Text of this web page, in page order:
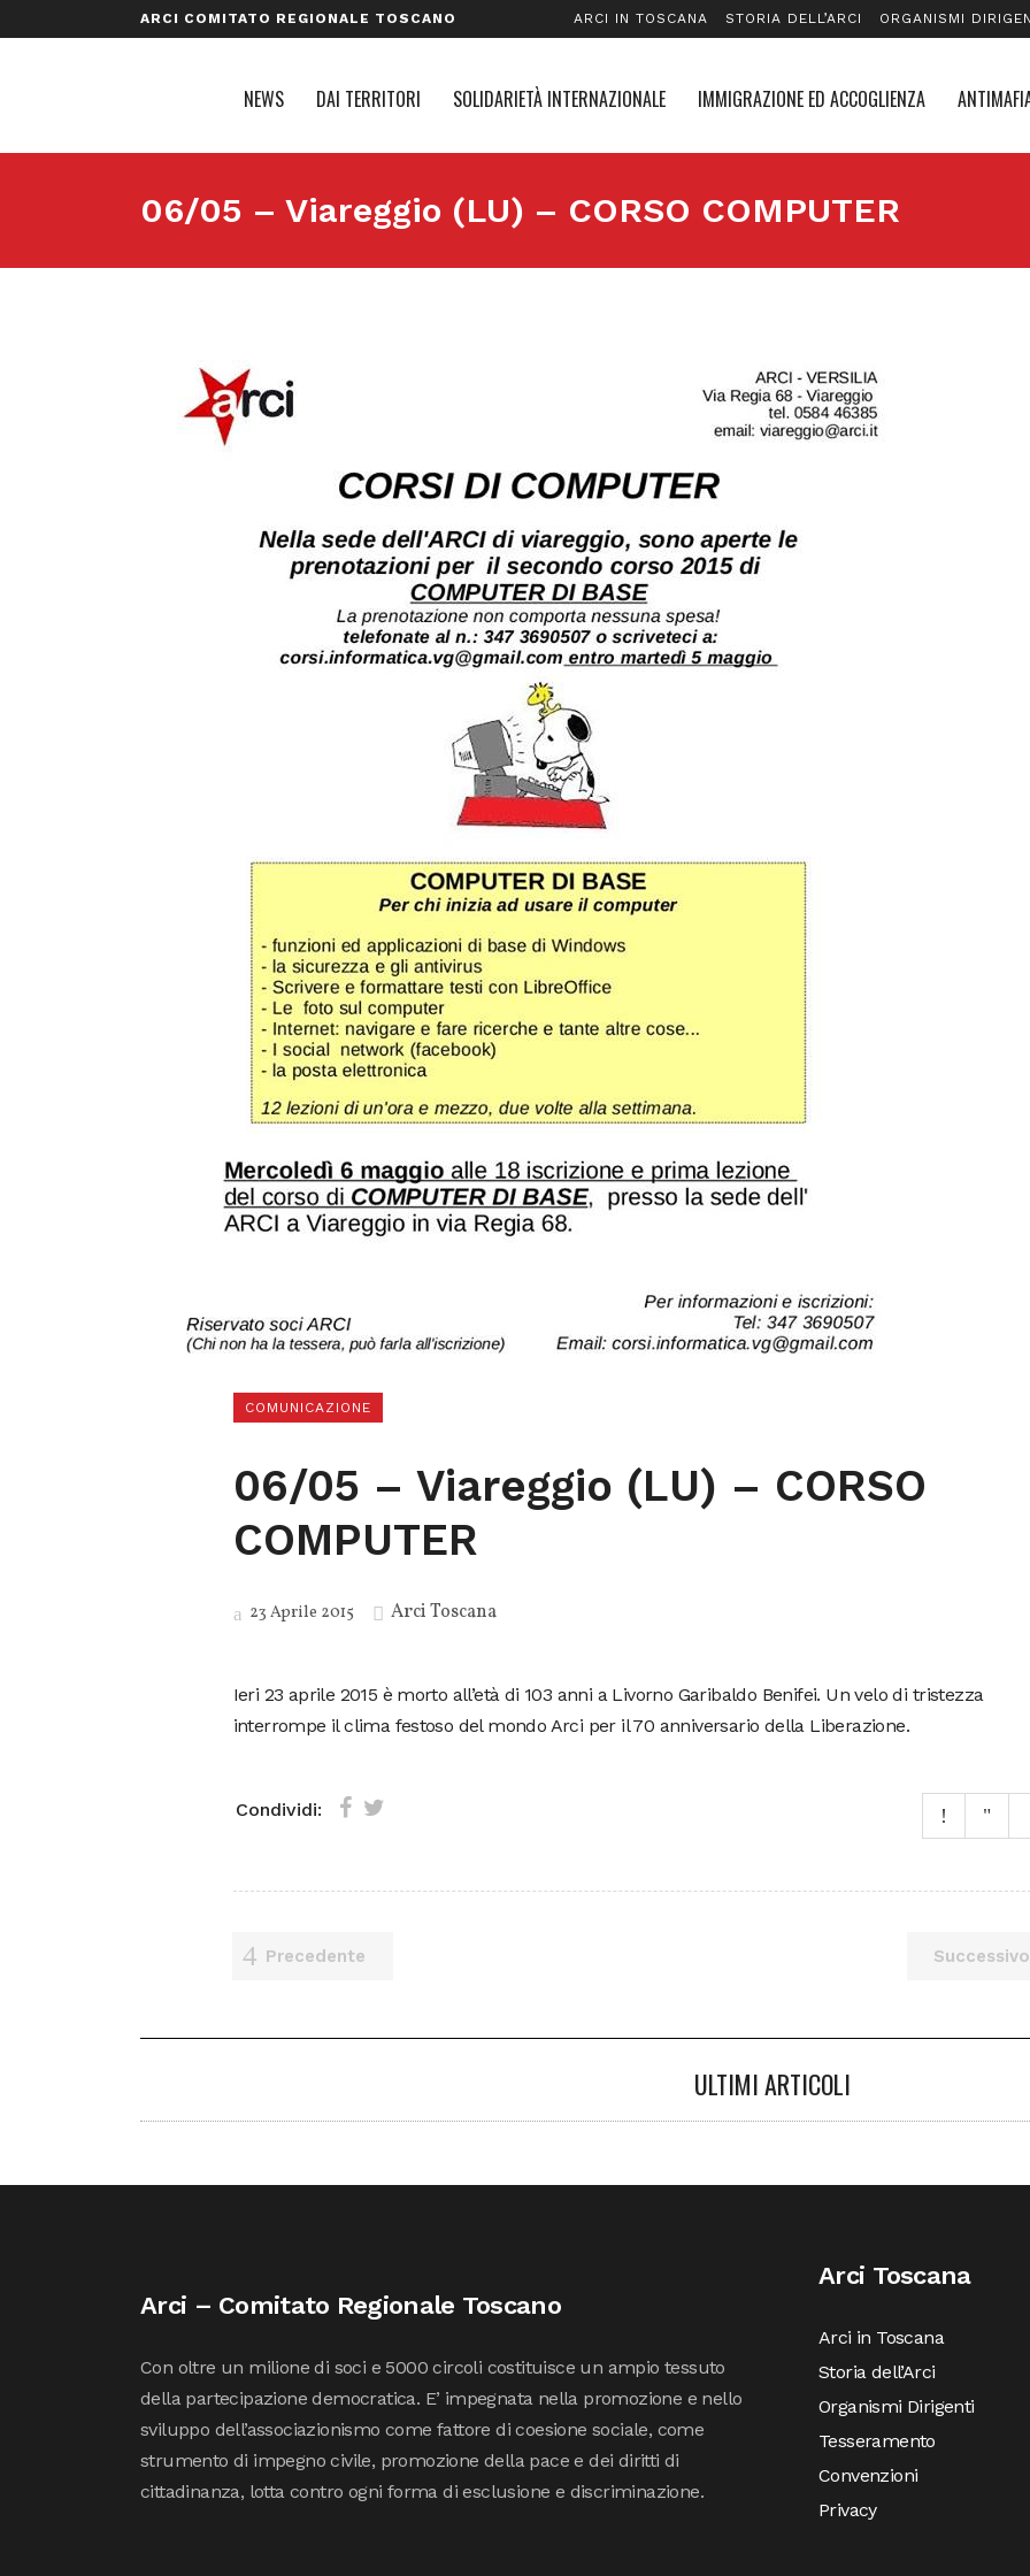
ARCI COMITATO REGIONALE TOSCANO ARCI IN TOSCANA STORIA DELL’ARCI ORGANISMI
NEWS DAI TERRITORI SOLIDARIETÀ INTERNAZIONALE IMMIGRAZIONE ED ACCOGLIENZA
06/05 – Viareggio (LU) – CORSO COMPUTER
COMUNICAZIONE
06/05 – Viareggio (LU) – CORSO
COMPUTER
23 Aprile 2015 Arci Toscana
Ieri 23 aprile 2015 è morto all’età di 103 anni a Livorno Garibaldo Benifei. Un velo di tristezza
interrompe il clima festoso del mondo Arci per il 70 anniversario della Liberazione.
Condividi:
Precedente Successivo
ULTIMI ARTICOLI
Arci – Comitato Regionale Toscano
Con oltre un milione di soci e 5000 circoli costituisce un ampio tessuto
della partecipazione democratica. E’ impegnata nella promozione e nello
sviluppo dell’associazionismo come fattore di coesione sociale, come
strumento di impegno civile, promozione della pace e dei diritti di
cittadinanza, lotta contro ogni forma di esclusione e discriminazione.
Arci Toscana
Arci in Toscana
Storia dell’Arci
Organismi Dirigenti
Tesseramento
Convenzioni
Privacy